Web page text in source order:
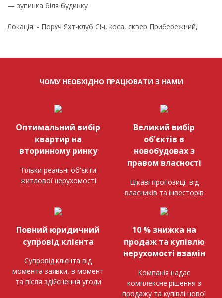
— зупинка біля будинку
Локація: - Поруч Яхт-клуб Січ, коса, сквер Прибережний,
ЧОМУ НЕОБХІДНО ПРАЦЮВАТИ З НАМИ
Оптимальний вибір
квартир на
вторинному ринку
Тільки реальні об'єкти
житлової нерухомості
Великий вибір
об'єктів в
новобудовах з
правом власності
Цікаві пропозиції від
власників та інвесторів
Повний юридичний
супровід клієнта
Супровід клієнта від
момента заявки, в момент
та після здійснення угоди
10 % знижка на
продаж та купівлю
нерухомості взамін
Компанія надає
комплексне рішення з
продажу та купівлі нової